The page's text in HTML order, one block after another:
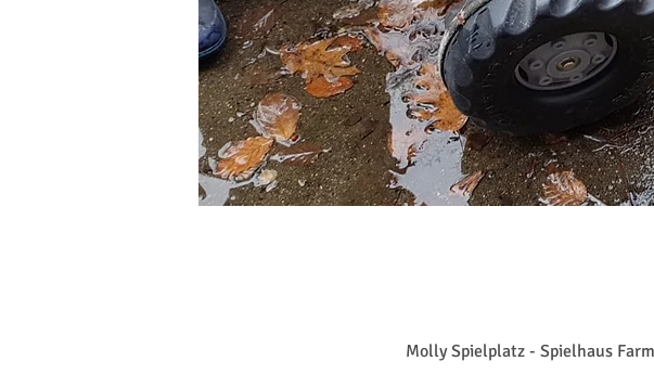
Molly Spielplatz - Spielhaus